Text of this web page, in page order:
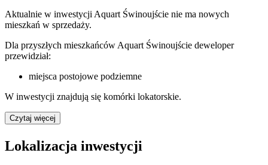
Aktualnie w inwestycji Aquart Świnoujście nie ma nowych
mieszkań w sprzedaży.
Dla przyszłych mieszkańców Aquart Świnoujście deweloper
przewidział:
miejsca postojowe podziemne
W inwestycji znajdują się komórki lokatorskie.
Czytaj więcej
Lokalizacja inwestycji